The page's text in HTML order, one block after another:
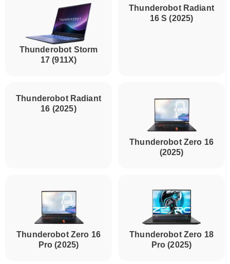
Thunderobot Storm
17 (911X)
Thunderobot Zero 16
(2025)
Thunderobot Zero 16
Pro (2025)
Thunderobot Zero 18
Pro (2025)